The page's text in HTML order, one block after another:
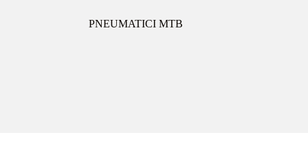
PNEUMATICI MTB